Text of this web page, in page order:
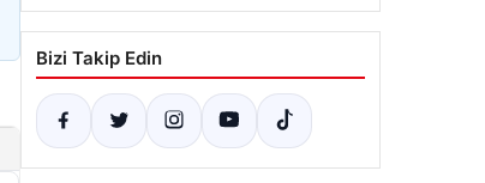
Bizi Takip Edin